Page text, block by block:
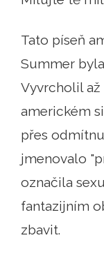
Tato píseň
Summer
Vyvrcholil až
americkém
přes
jmenovalo
označila
fantazijním
zbavit.